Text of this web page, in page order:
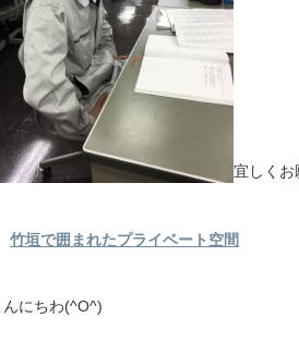
宜しくお
竹垣で囲まれたプライベート空間
んにちわ(^O^)